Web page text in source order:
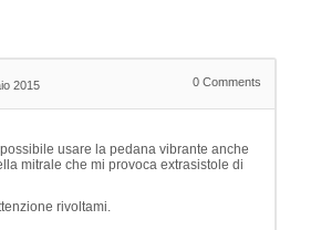
2015 0 Comments
usare la pedana vibrante anche
mitrale che mi provoca extrasistole di
rivoltami.